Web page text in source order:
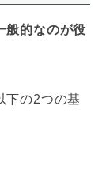
般的なのが役
下の2つの基